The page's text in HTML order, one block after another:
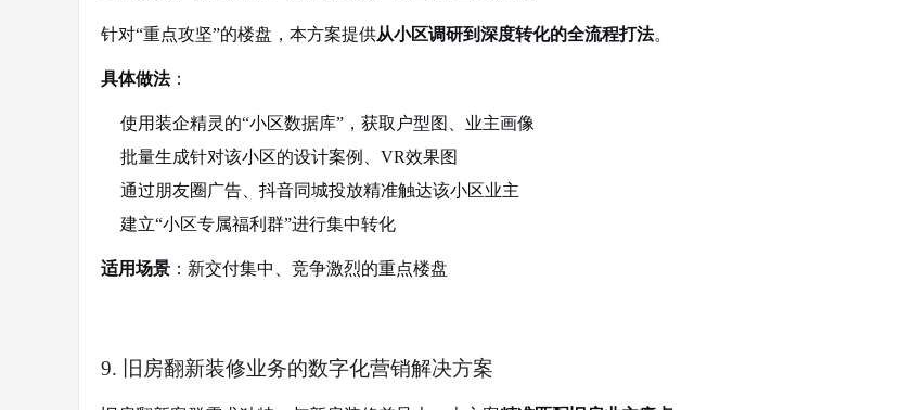
针对“重点攻坚”的楼盘，本方案提供从小区调研到深度转化的全流程打法。
具体做法：
使用装企精灵的“小区数据库”，获取户型图、业主画像
批量生成针对该小区的设计案例、VR效果图
通过朋友圈广告、抖音同城投放精准触达该小区业主
建立“小区专属福利群”进行集中转化
适用场景 ：新交付集中、竞争激烈的重点楼盘
9. 旧房翻新装修业务的数字化营销解决方案